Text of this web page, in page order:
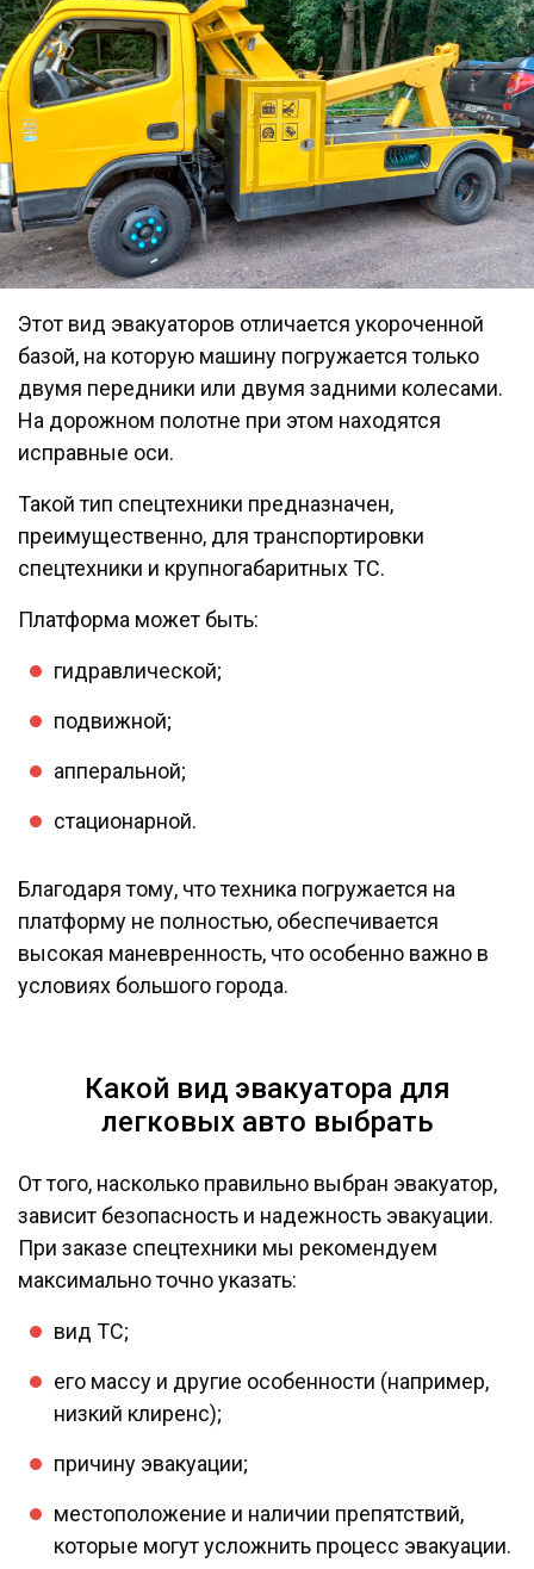
Этот вид эвакуаторов отличается укороченной
базой, на которую машину погружается только
двумя передники или двумя задними колесами.
На дорожном полотне при этом находятся
исправные оси.
Такой тип спецтехники предназначен,
преимущественно, для транспортировки
спецтехники и крупногабаритных ТС.
Платформа может быть:
гидравлической;
подвижной;
апперальной;
стационарной.
Благодаря тому, что техника погружается на
платформу не полностью, обеспечивается
высокая маневренность, что особенно важно в
условиях большого города.
Какой вид эвакуатора для
легковых авто выбрать
От того, насколько правильно выбран эвакуатор,
зависит безопасность и надежность эвакуации.
При заказе спецтехники мы рекомендуем
максимально точно указать:
вид ТС;
его массу и другие особенности (например,
низкий клиренс);
причину эвакуации;
местоположение и наличии препятствий,
которые могут усложнить процесс эвакуации.